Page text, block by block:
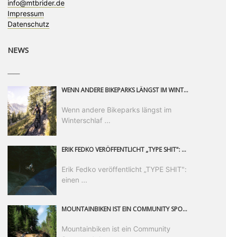
info@mtbrider.de
Impressum
Datenschutz
NEWS
WENN ANDERE BIKEPARKS LÄNGST IM WINTERSCHLAF SIND, IST MAN IN SAALFELDEN LEOGANG IMMER NOCH AM MOUNTAINBIKEN. IST DER HERBST DIE SCHÖNSTE ZEIT DES JAHRES? AUF DEN TRAILS RUND UM SAALFELDEN LEOGANG UND IM EPIC BIKEPARK LEOGANG IST ER DAS AUF JEDEN FALL – UND DIE GEFÜHLT DIE LÄNGSTE NOCH DAZU. NOCH BIS MINDESTENS 8. NOVEMBER STEHT DAS PINZGAUER MOUNTAINBIKE-PARADIES ALLEN RIDERN OFFEN, DIE EINFACH NICHT GENUG KRIEGEN KÖNNEN. DABEI HÄLT DIE GOLDENE JAHRESZEIT IN SAALFELDEN LEOGANG WEIT MEHR ALS LINES, TRAILS UND HERBSTPANORAMEN BEREIT: MIT DEM BIKE FESTIVAL, VERSCHIEDENEN LADIES SHRED EVENTS UND EINEM DIE GESAMTE SAISON ANDAUERNDEN PHOTO CONTEST ZUM 25-JÄHRIGEN BIKEPARK-JUBILÄUM GIBT ES RUND UM ÖSTERREICHS ÄLTESTEN BIKEPARK EINIGES ZU ERLEBEN.
Wenn andere Bikeparks längst im
Winterschlaf ...
ERIK FEDKO VERÖFFENTLICHT „TYPE SHIT": EINEN 23-MINÜTIGEN MOUNTAINBIKE-FILM, ÜBER DREI JAHRE RUND UM DIE WELT GEDREHT. ZEITGLEICH LAUNCHT ER DIE GLEICHNAMIGE KOLLEKTION SEINER BRAND TYPE. EIN SEGMENT DES FILMS ERSCHEINT SEPARAT AUF RED BULL BIKE.
Erik Fedko veröffentlicht „TYPE SHIT":
einen ...
MOUNTAINBIKEN IST EIN COMMUNITY SPORT UND DAS BEWEIST SICH IN DER BIKE REPUBLIC SÖLDEN GERADE EINDRUCKSVOLL AUF ALLEN LEVELN. FREERIDE PROFI, SHAPERIN UND FRISCH GEWÄHLTE SWATCH NINES MVP VERO SANDLER IST BEGEISTERT VON DER VIELFALT DER BIKE DESTINATION, DER NEUEN JUMPLINE UND PLÄDIERT FÜR MUT BEI (FRAUEN) COMMUNITIES. VERO UND IHR VERLOBTER SAM HODGES VERBRINGEN MEHRERE MONATE IN DER BIKE REPUBLIC UND LASSEN UNS DARAN TEILHABEN. UM COMMUNITY GEHT ES AUCH BEI DER PARTNERSCHAFT ZWISCHEN SÖLDEN UND DEM NEUEN RIDERS PARK DONOVALY IN DER SLOWAKEI: DER DORTIGE TOURISMUSDIREKTOR JIRI PEC IST ÜBERZEUGT: VON MEHR BIKEPARKS PROFITIERT DIE GANZE MTB-SZENE – UND MIT DOMINIK LINSER, GESCHÄFTSFÜHRER DER BRS, HAT ER DAMIT DEN PERFEKTEN PARTNER GEFUNDEN.
Mountainbiken ist ein Community